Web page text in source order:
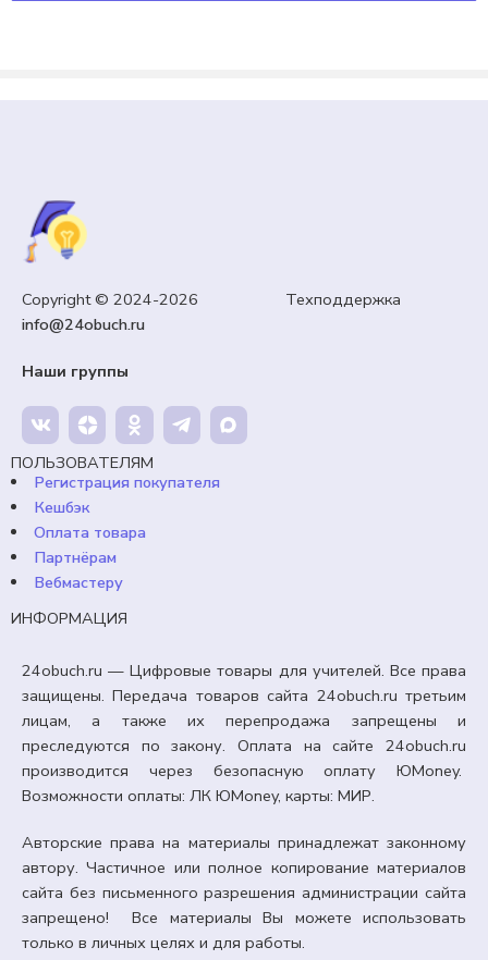
99,00₽Кешбэк:
Продавец:
7 КЛАСС
Практическая работа «Редактирование чертежа
модели». Труд (технология) 7 класс. Урок №20.
99,00₽Кешбэк:15 рублей
Copyright © 2024-2026 Техподдержка
info@24obuch.ru
Наши группы
ПОЛЬЗОВАТЕЛЯМ
Регистрация покупателя
Кешбэк
Оплата товара
Партнёрам
Вебмастеру
ИНФОРМАЦИЯ
24obuch.ru — Цифровые товары для учителей. Все права
защищены. Передача товаров сайта 24obuch.ru третьим
лицам, а также их перепродажа запрещены и
преследуются по закону. Оплата на сайте 24obuch.ru
производится через безопасную оплату ЮMoney.
Возможности оплаты: ЛК ЮMoney, карты: МИР.
Авторские права на материалы принадлежат законному
автору. Частичное или полное копирование материалов
сайта без письменного разрешения администрации сайта
запрещено! Все материалы Вы можете использовать
только в личных целях и для работы.